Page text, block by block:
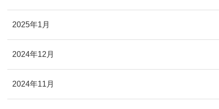
2025年1月
2024年12月
2024年11月